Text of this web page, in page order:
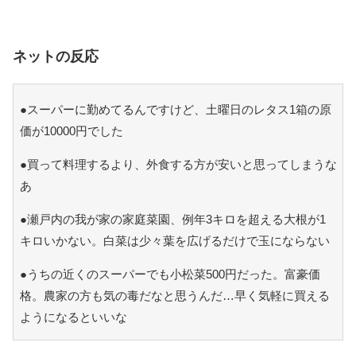
ネットの反応
●スーパーに勤めてるんですけど、土曜日のレタス1箱の原
価が10000円でした
●買って料理するより、外食する方が安いと思ってしまうな
あ
●瀬戸内の我が家の家庭菜園、例年3キロを超える大根が1
キロいかない。白菜は少々葉を広げるだけで玉にならない
●うちの近くのスーパーでも小松菜500円だった。富豪価
格。農家の方も気の毒だなと思うんだ…早く気軽に買える
ようになるといいな